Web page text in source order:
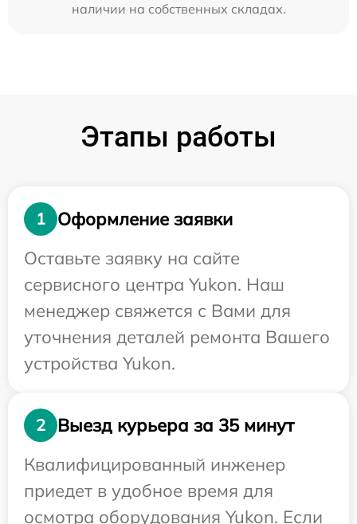
наличии на собственных складах.
Этапы работы
1
Оформление заявки
Оставьте заявку на сайте
сервисного центра Yukon. Наш
менеджер свяжется с Вами для
уточнения деталей ремонта Вашего
устройства Yukon.
2
Выезд курьера за 35 минут
Квалифицированный инженер
приедет в удобное время для
осмотра оборудования Yukon. Если